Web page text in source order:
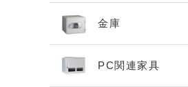
金庫
PC関連家具